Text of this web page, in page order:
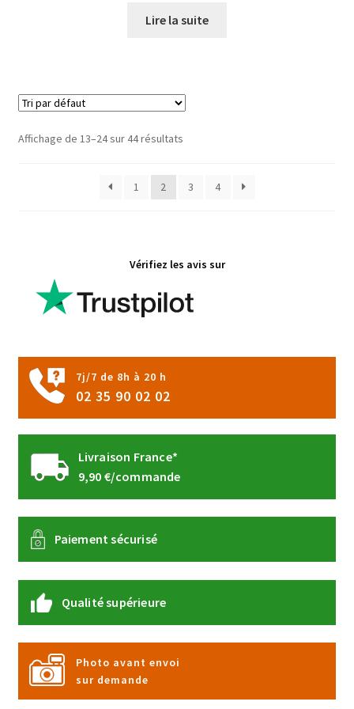
Lire la suite
Affichage de 13–24 sur 44 résultats
1 2 3 4
Vérifiez les avis sur
7j/7 de 8h à 20 h
02 35 90 02 02
Livraison France*
9,90 €/commande
Paiement sécurisé
Qualité supérieure
Photo avant envoi
sur demande